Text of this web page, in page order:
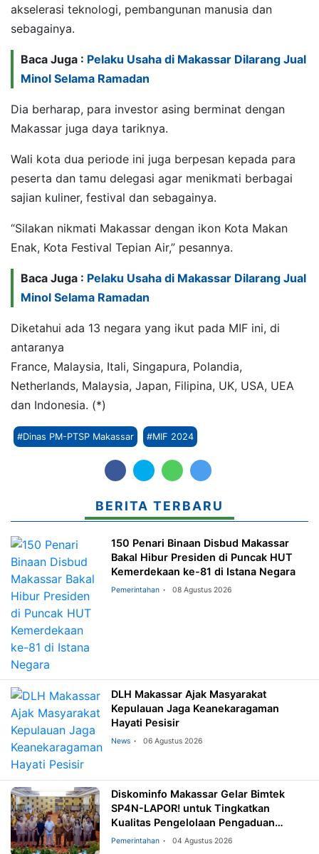
akselerasi teknologi, pembangunan manusia dan
sebagainya.
Baca Juga : Pelaku Usaha di Makassar Dilarang Jual
Minol Selama Ramadan
Dia berharap, para investor asing berminat dengan
Makassar juga daya tariknya.
Wali kota dua periode ini juga berpesan kepada para
peserta dan tamu delegasi agar menikmati berbagai
sajian kuliner, festival dan sebagainya.
“Silakan nikmati Makassar dengan ikon Kota Makan
Enak, Kota Festival Tepian Air,” pesannya.
Baca Juga : Pelaku Usaha di Makassar Dilarang Jual
Minol Selama Ramadan
Diketahui ada 13 negara yang ikut pada MIF ini, di
antaranya
France, Malaysia, Itali, Singapura, Polandia,
Netherlands, Malaysia, Japan, Filipina, UK, USA, UEA
dan Indonesia. (*)
#Dinas PM-PTSP Makassar #MIF 2024
BERITA TERBARU
150 Penari Binaan Disbud Makassar
Bakal Hibur Presiden di Puncak HUT
Kemerdekaan ke-81 di Istana Negara
Pemerintahan 08 Agustus 2026
DLH Makassar Ajak Masyarakat
Kepulauan Jaga Keanekaragaman
Hayati Pesisir
News 06 Agustus 2026
Diskominfo Makassar Gelar Bimtek
SP4N-LAPOR! untuk Tingkatkan
Kualitas Pengelolaan Pengaduan
Masyarakat
Pemerintahan 04 Agustus 2026